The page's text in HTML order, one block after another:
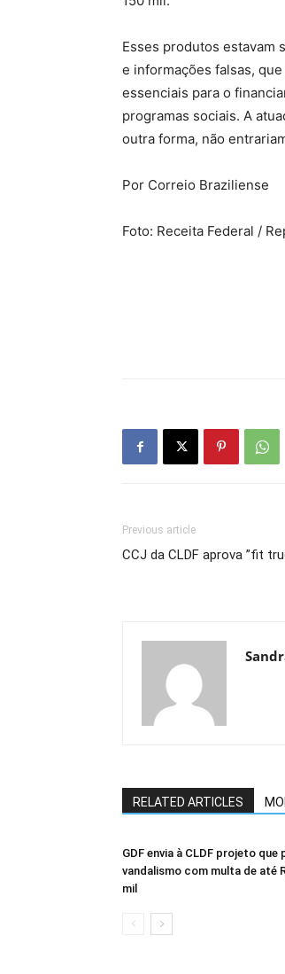
Esses produtos estavam
e informações falsas,
essenciais para o
programas sociais. A
outra forma, não
Por Correio Braziliense
Foto: Receita Federal /
Previous article
CCJ da CLDF aprova ”fit
RELATED ARTICLES
GDF envia à CLDF projeto que
vandalismo com multa de até
mil